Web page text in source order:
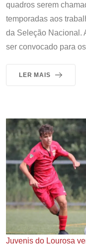
quadros serem
temporadas aos
da Seleção Nacional.
ser convocado para
LER MAIS
Juvenis do Lourosa